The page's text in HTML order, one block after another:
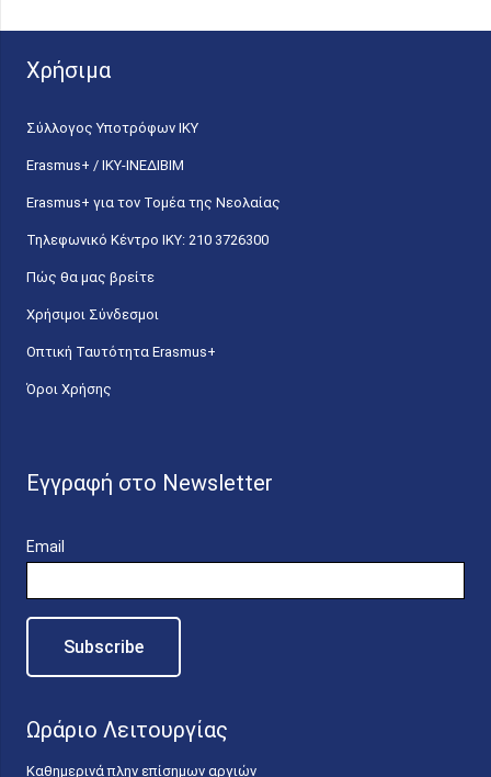
Χρήσιμα
Σύλλογος Υποτρόφων ΙΚΥ
Erasmus+ / ΙΚΥ-ΙΝΕΔΙΒΙΜ
Erasmus+ για τον Τομέα της Νεολαίας
Τηλεφωνικό Κέντρο IKY: 210 3726300
Πώς θα μας βρείτε
Χρήσιμοι Σύνδεσμοι
Οπτική Ταυτότητα Erasmus+
Όροι Χρήσης
Εγγραφή στο Newsletter
Email
Ωράριο Λειτουργίας
Καθημερινά πλην επίσημων αργιών